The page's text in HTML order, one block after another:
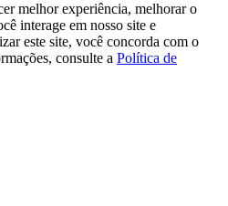
melhor experiência, melhorar o
interage em nosso site e
este site, você concorda com o
consulte a Política de